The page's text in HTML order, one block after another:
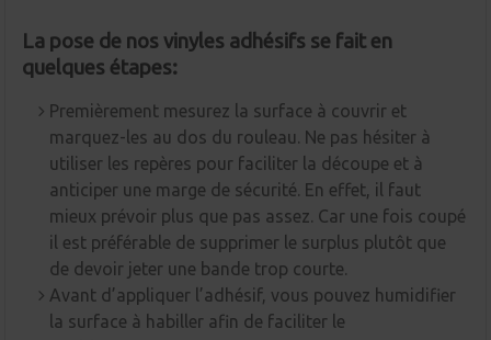
La pose de nos vinyles adhésifs se fait en
quelques étapes:
Premièrement mesurez la surface à couvrir et
marquez-les au dos du rouleau. Ne pas hésiter à
utiliser les repères pour faciliter la découpe et à
anticiper une marge de sécurité. En effet, il faut
mieux prévoir plus que pas assez. Car une fois coupé
il est préférable de supprimer le surplus plutôt que
de devoir jeter une bande trop courte.
Avant d’appliquer l’adhésif, vous pouvez humidifier
la surface à habiller afin de faciliter le